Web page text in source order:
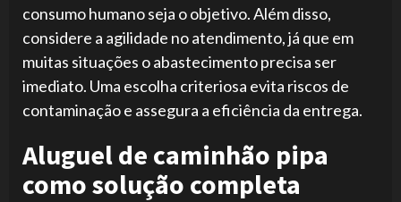
consumo humano seja o objetivo. Além disso,
considere a agilidade no atendimento, já que em
muitas situações o abastecimento precisa ser
imediato. Uma escolha criteriosa evita riscos de
contaminação e assegura a eficiência da entrega.
Aluguel de caminhão pipa
como solução completa